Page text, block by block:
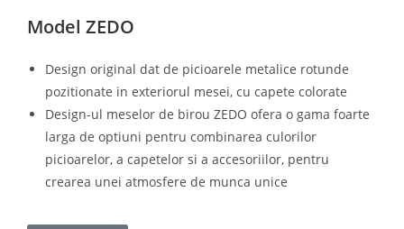
Model ZEDO
Design original dat de picioarele metalice rotunde
pozitionate in exteriorul mesei, cu capete colorate
Design-ul meselor de birou ZEDO ofera o gama foarte
larga de optiuni pentru combinarea culorilor
picioarelor, a capetelor si a accesoriilor, pentru
crearea unei atmosfere de munca unice